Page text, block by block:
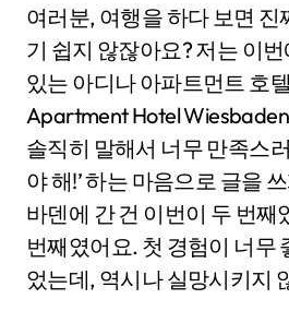
여러분, 여행을 하다 보면 진짜 ‘집 같은’ 호텔 찾
기 쉽지 않잖아요? 저는 이
있는 아디나 아파트먼트 호
Apartment Hotel
솔직히 말해서 너무 만족스
야 해!’ 하는 마음으로 글을
바덴에 간 건 이번이 두 번째
번째였어요. 첫 경험이 너무
었는데, 역시나 실망시키지